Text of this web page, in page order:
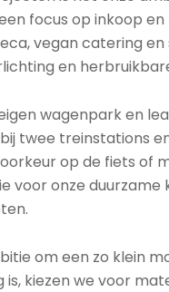
focus op inkoop
vegan catering
en
wagenpark en
twee treinstations
op de fiets of
voor onze
om een zo klein
kiezen we voor